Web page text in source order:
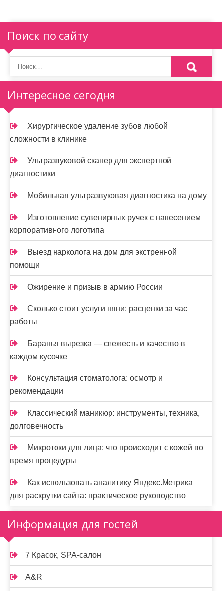
и
я
п
о
з
а
п
и
с
я
м
Поиск по сайту
Интересное сегодня
Хирургическое удаление зубов любой
сложности в клинике
Ультразвуковой сканер для экспертной
диагностики
Мобильная ультразвуковая диагностика на дому
Изготовление сувенирных ручек с нанесением
корпоративного логотипа
Выезд нарколога на дом для экстренной
помощи
Ожирение и призыв в армию России
Сколько стоит услуги няни: расценки за час
работы
Баранья вырезка — свежесть и качество в
каждом кусочке
Консультация стоматолога: осмотр и
рекомендации
Классический маникюр: инструменты, техника,
долговечность
Микротоки для лица: что происходит с кожей во
время процедуры
Как использовать аналитику Яндекс.Метрика
для раскрутки сайта: практическое руководство
Информация для гостей
7 Красок, SPA-салон
A&R